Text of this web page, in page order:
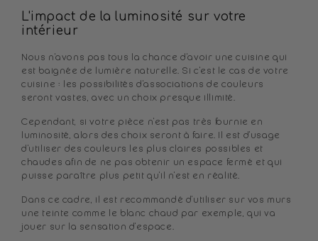
L'impact de la luminosité sur votre
intérieur
Nous n'avons pas tous la chance d'avoir une cuisine qui
est baignée de lumière naturelle. Si c'est le cas de votre
cuisine : les possibilités d'associations de couleurs
seront vastes, avec un choix presque illimité.
Cependant, si votre pièce n'est pas très fournie en
luminosité, alors des choix seront à faire. Il est d'usage
d'utiliser des couleurs les plus claires possibles et
chaudes afin de ne pas obtenir un espace fermé et qui
puisse paraître plus petit qu'il n'est en réalité.
Dans ce cadre, il est recommandé d'utiliser sur vos murs
une teinte comme le blanc chaud par exemple, qui va
jouer sur la sensation d'espace.